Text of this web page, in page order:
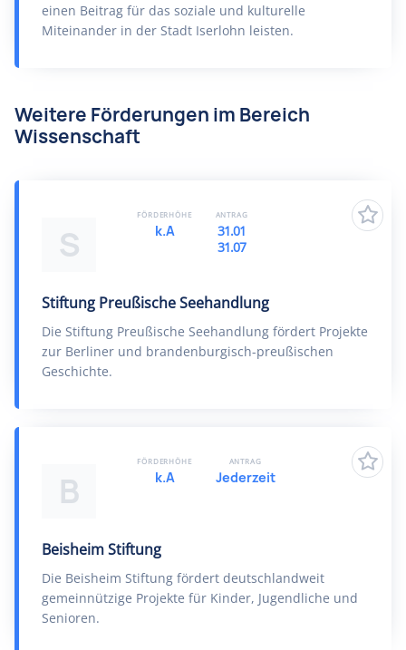
einen Beitrag für das soziale und kulturelle
Miteinander in der Stadt Iserlohn leisten.
Weitere Förderungen im Bereich
Wissenschaft
S
Stiftung Preußische Seehandlung
Die Stiftung Preußische Seehandlung fördert Projekte
zur Berliner und brandenburgisch-preußischen
Geschichte.
FÖRDERHÖHE
k.A
ANTRAG
31.01
31.07
B
Beisheim Stiftung
Die Beisheim Stiftung fördert deutschlandweit
gemeinnützige Projekte für Kinder, Jugendliche und
Senioren.
FÖRDERHÖHE
k.A
ANTRAG
Jederzeit